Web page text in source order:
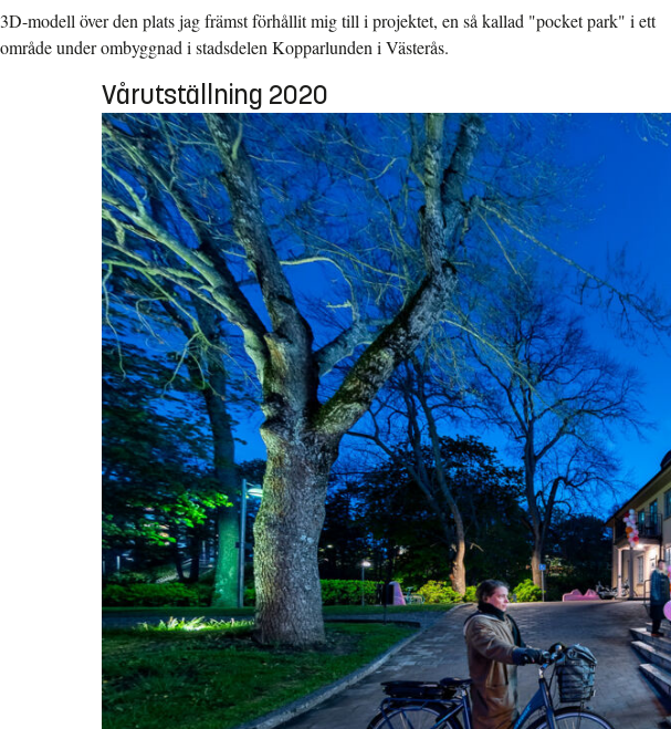
3D-modell över den plats jag främst förhållit mig till i projektet, en så kallad "pocket park" i ett
område under ombyggnad i stadsdelen Kopparlunden i Västerås.
Vårutställning 2020